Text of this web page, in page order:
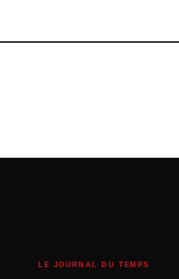
LE JOURNAL DU TEMPS